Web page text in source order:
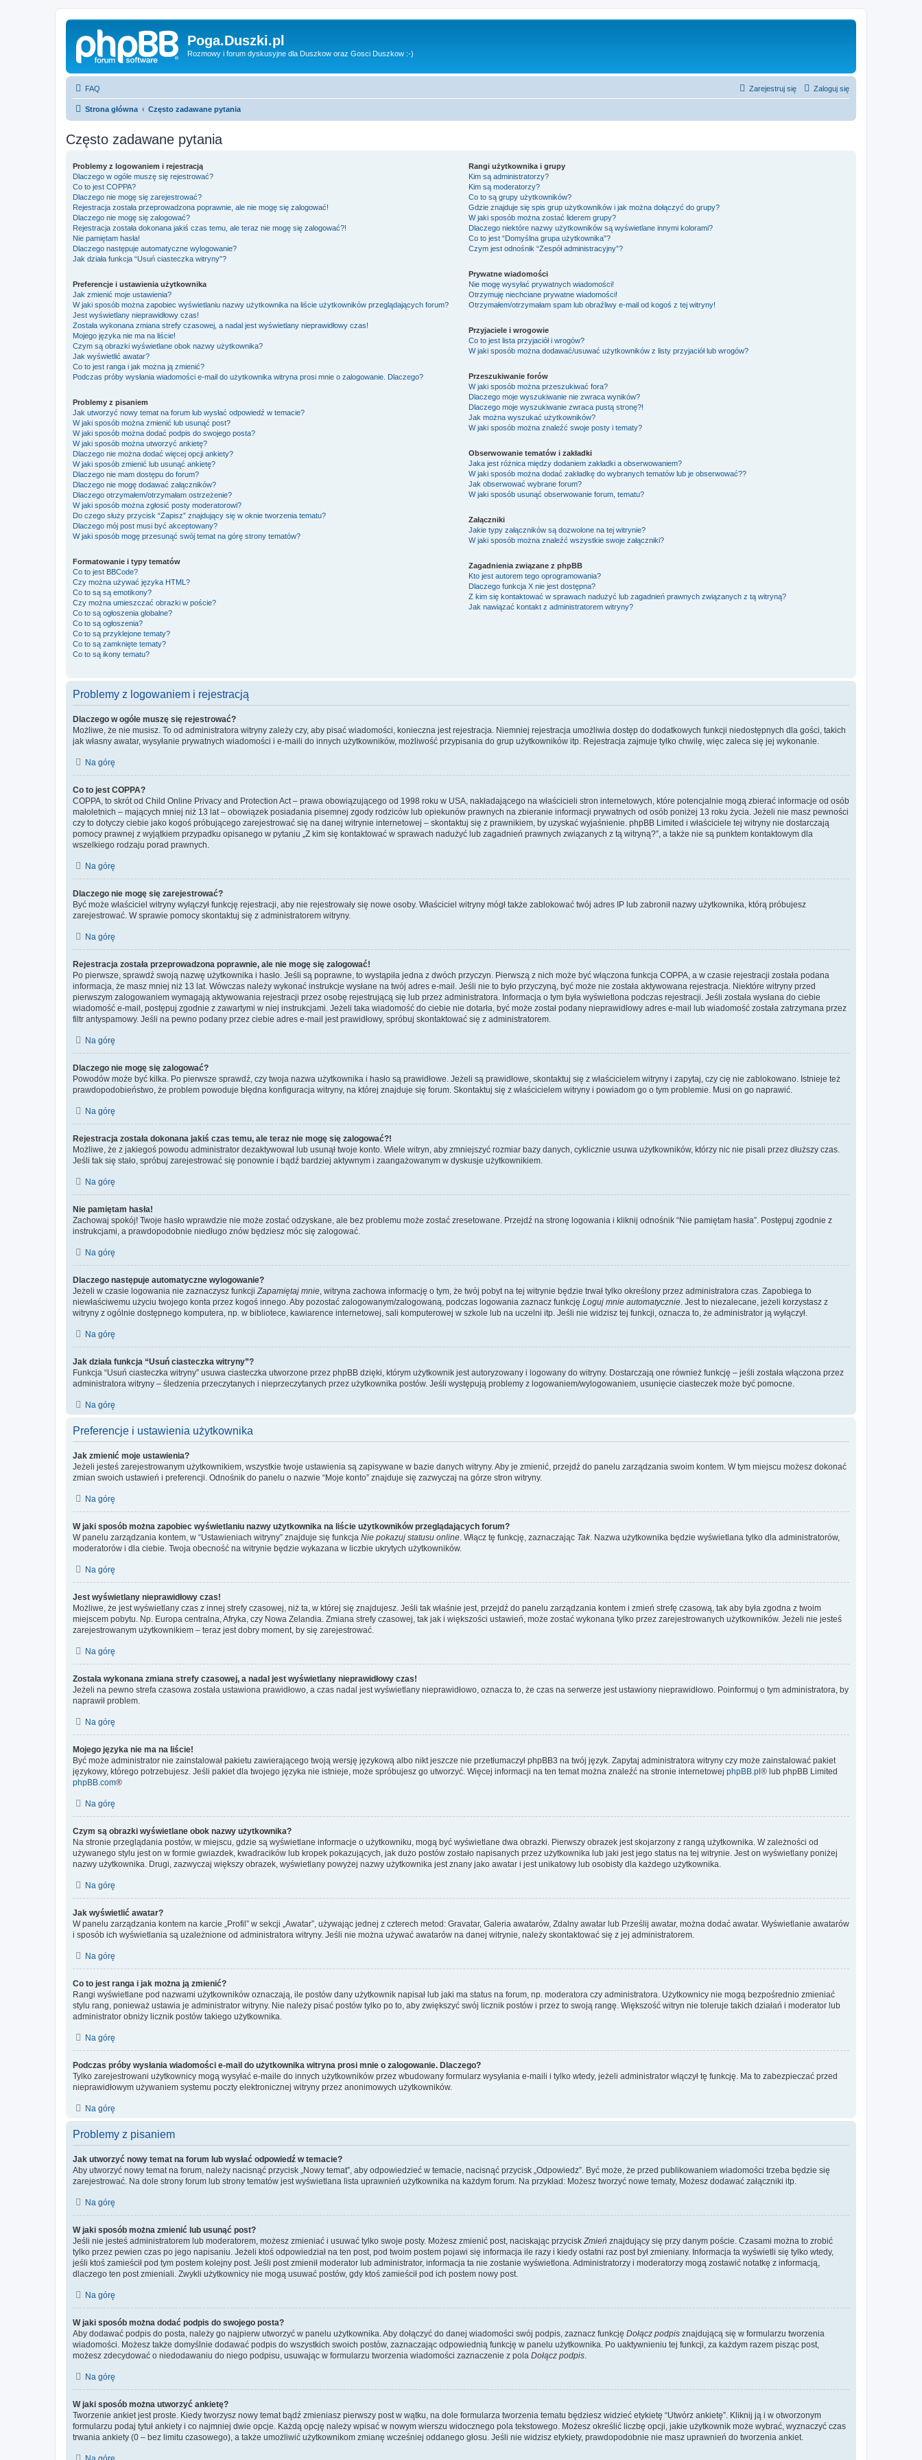
Poga.Duszki.pl
Rozmowy i forum dyskusyjne dla Duszkow oraz Gosci Duszkow :-)
FAQ Zaloguj się
Zarejestruj się
Strona główna Często zadawane pytania
Często zadawane pytania
Problemy z logowaniem i rejestracją
Dlaczego w ogóle muszę się rejestrować?
Co to jest COPPA?
Dlaczego nie mogę się zarejestrować?
Rejestracja została przeprowadzona poprawnie, ale nie mogę się zalogować!
Dlaczego nie mogę się zalogować?
Rejestracja została dokonana jakiś czas temu, ale teraz nie mogę się zalogować?!
Nie pamiętam hasła!
Dlaczego następuje automatyczne wylogowanie?
Jak działa funkcja “Usuń ciasteczka witryny”?
Preferencje i ustawienia użytkownika
Jak zmienić moje ustawienia?
W jaki sposób można zapobiec wyświetlaniu nazwy użytkownika na liście użytkowników przeglądających forum?
Jest wyświetlany nieprawidłowy czas!
Została wykonana zmiana strefy czasowej, a nadal jest wyświetlany nieprawidłowy czas!
Mojego języka nie ma na liście!
Czym są obrazki wyświetlane obok nazwy użytkownika?
Jak wyświetlić awatar?
Co to jest ranga i jak można ją zmienić?
Podczas próby wysłania wiadomości e-mail do użytkownika witryna prosi mnie o zalogowanie. Dlaczego?
Problemy z pisaniem
Jak utworzyć nowy temat na forum lub wysłać odpowiedź w temacie?
W jaki sposób można zmienić lub usunąć post?
W jaki sposób można dodać podpis do swojego posta?
W jaki sposób można utworzyć ankietę?
Dlaczego nie można dodać więcej opcji ankiety?
W jaki sposób zmienić lub usunąć ankietę?
Dlaczego nie mam dostępu do forum?
Dlaczego nie mogę dodawać załączników?
Dlaczego otrzymałem/otrzymałam ostrzeżenie?
W jaki sposób można zgłosić posty moderatorowi?
Do czego służy przycisk “Zapisz” znajdujący się w oknie tworzenia tematu?
Dlaczego mój post musi być akceptowany?
W jaki sposób mogę przesunąć swój temat na górę strony tematów?
Formatowanie i typy tematów
Co to jest BBCode?
Czy można używać języka HTML?
Co to są są emotikony?
Czy można umieszczać obrazki w poście?
Co to są ogłoszenia globalne?
Co to są ogłoszenia?
Co to są przyklejone tematy?
Co to są zamknięte tematy?
Co to są ikony tematu?
Rangi użytkownika i grupy
Kim są administratorzy?
Kim są moderatorzy?
Co to są grupy użytkowników?
Gdzie znajduje się spis grup użytkowników i jak można dołączyć do grupy?
W jaki sposób można zostać liderem grupy?
Dlaczego niektóre nazwy użytkowników są wyświetlane innymi kolorami?
Co to jest “Domyślna grupa użytkownika”?
Czym jest odnośnik “Zespół administracyjny”?
Prywatne wiadomości
Nie mogę wysyłać prywatnych wiadomości!
Otrzymuję niechciane prywatne wiadomości!
Otrzymałem/otrzymałam spam lub obraźliwy e-mail od kogoś z tej witryny!
Przyjaciele i wrogowie
Co to jest lista przyjaciół i wrogów?
W jaki sposób można dodawać/usuwać użytkowników z listy przyjaciół lub wrogów?
Przeszukiwanie forów
W jaki sposób można przeszukiwać fora?
Dlaczego moje wyszukiwanie nie zwraca wyników?
Dlaczego moje wyszukiwanie zwraca pustą stronę?!
Jak można wyszukać użytkowników?
W jaki sposób można znaleźć swoje posty i tematy?
Obserwowanie tematów i zakładki
Jaka jest różnica między dodaniem zakładki a obserwowaniem?
W jaki sposób można dodać zakładkę do wybranych tematów lub je obserwować??
Jak obserwować wybrane forum?
W jaki sposób usunąć obserwowanie forum, tematu?
Załączniki
Jakie typy załączników są dozwolone na tej witrynie?
W jaki sposób można znaleźć wszystkie swoje załączniki?
Zagadnienia związane z phpBB
Kto jest autorem tego oprogramowania?
Dlaczego funkcja X nie jest dostępna?
Z kim się kontaktować w sprawach nadużyć lub zagadnień prawnych związanych z tą witryną?
Jak nawiązać kontakt z administratorem witryny?
Problemy z logowaniem i rejestracją
Dlaczego w ogóle muszę się rejestrować?
Możliwe, że nie musisz. To od administratora witryny zależy czy, aby pisać wiadomości, konieczna jest rejestracja. Niemniej rejestracja umożliwia dostęp do dodatkowych funkcji niedostępnych dla gości, takich
jak własny awatar, wysyłanie prywatnych wiadomości i e-maili do innych użytkowników, możliwość przypisania do grup użytkowników itp. Rejestracja zajmuje tylko chwilę, więc zaleca się jej wykonanie.
Na górę
Co to jest COPPA?
COPPA, to skrót od Child Online Privacy and Protection Act – prawa obowiązującego od 1998 roku w USA, nakładającego na właścicieli stron internetowych, które potencjalnie mogą zbierać informacje od osób
małoletnich – mających mniej niż 13 lat – obowiązek posiadania pisemnej zgody rodziców lub opiekunów prawnych na zbieranie informacji prywatnych od osób poniżej 13 roku życia. Jeżeli nie masz pewności
czy to dotyczy ciebie jako kogoś próbującego zarejestrować się na danej witrynie internetowej – skontaktuj się z prawnikiem, by uzyskać wyjaśnienie. phpBB Limited i właściciele tej witryny nie dostarczają
pomocy prawnej z wyjątkiem przypadku opisanego w pytaniu „Z kim się kontaktować w sprawach nadużyć lub zagadnień prawnych związanych z tą witryną?”, a także nie są punktem kontaktowym dla
wszelkiego rodzaju porad prawnych.
Na górę
Dlaczego nie mogę się zarejestrować?
Być może właściciel witryny wyłączył funkcję rejestracji, aby nie rejestrowały się nowe osoby. Właściciel witryny mógł także zablokować twój adres IP lub zabronił nazwy użytkownika, którą próbujesz
zarejestrować. W sprawie pomocy skontaktuj się z administratorem witryny.
Na górę
Rejestracja została przeprowadzona poprawnie, ale nie mogę się zalogować!
Po pierwsze, sprawdź swoją nazwę użytkownika i hasło. Jeśli są poprawne, to wystąpiła jedna z dwóch przyczyn. Pierwszą z nich może być włączona funkcja COPPA, a w czasie rejestracji została podana
informacja, że masz mniej niż 13 lat. Wówczas należy wykonać instrukcje wysłane na twój adres e-mail. Jeśli nie to było przyczyną, być może nie została aktywowana rejestracja. Niektóre witryny przed
pierwszym zalogowaniem wymagają aktywowania rejestracji przez osobę rejestrującą się lub przez administratora. Informacja o tym była wyświetlona podczas rejestracji. Jeśli została wysłana do ciebie
wiadomość e-mail, postępuj zgodnie z zawartymi w niej instrukcjami. Jeżeli taka wiadomość do ciebie nie dotarła, być może został podany nieprawidłowy adres e-mail lub wiadomość została zatrzymana przez
filtr antyspamowy. Jeśli na pewno podany przez ciebie adres e-mail jest prawidłowy, spróbuj skontaktować się z administratorem.
Na górę
Dlaczego nie mogę się zalogować?
Powodów może być kilka. Po pierwsze sprawdź, czy twoja nazwa użytkownika i hasło są prawidłowe. Jeżeli są prawidłowe, skontaktuj się z właścicielem witryny i zapytaj, czy cię nie zablokowano. Istnieje też
prawdopodobieństwo, że problem powoduje błędna konfiguracja witryny, na której znajduje się forum. Skontaktuj się z właścicielem witryny i powiadom go o tym problemie. Musi on go naprawić.
Na górę
Rejestracja została dokonana jakiś czas temu, ale teraz nie mogę się zalogować?!
Możliwe, że z jakiegoś powodu administrator dezaktywował lub usunął twoje konto. Wiele witryn, aby zmniejszyć rozmiar bazy danych, cyklicznie usuwa użytkowników, którzy nic nie pisali przez dłuższy czas.
Jeśli tak się stało, spróbuj zarejestrować się ponownie i bądź bardziej aktywnym i zaangażowanym w dyskusje użytkownikiem.
Na górę
Nie pamiętam hasła!
Zachowaj spokój! Twoje hasło wprawdzie nie może zostać odzyskane, ale bez problemu może zostać zresetowane. Przejdź na stronę logowania i kliknij odnośnik “Nie pamiętam hasła”. Postępuj zgodnie z
instrukcjami, a prawdopodobnie niedługo znów będziesz móc się zalogować.
Na górę
Dlaczego następuje automatyczne wylogowanie?
Jeżeli w czasie logowania nie zaznaczysz funkcji Zapamiętaj mnie , witryna zachowa informację o tym, że twój pobyt na tej witrynie będzie trwał tylko określony przez administratora czas. Zapobiega to
niewłaściwemu użyciu twojego konta przez kogoś innego. Aby pozostać zalogowanym/zalogowaną, podczas logowania zaznacz funkcję Loguj mnie automatycznie . Jest to niezalecane, jeżeli korzystasz z
witryny z ogólnie dostępnego komputera, np. w bibliotece, kawiarence internetowej, sali komputerowej w szkole lub na uczelni itp. Jeśli nie widzisz tej funkcji, oznacza to, że administrator ją wyłączył.
Na górę
Jak działa funkcja “Usuń ciasteczka witryny”?
Funkcja “Usuń ciasteczka witryny” usuwa ciasteczka utworzone przez phpBB dzięki, którym użytkownik jest autoryzowany i logowany do witryny. Dostarczają one również funkcję – jeśli została włączona przez
administratora witryny – śledzenia przeczytanych i nieprzeczytanych przez użytkownika postów. Jeśli występują problemy z logowaniem/wylogowaniem, usunięcie ciasteczek może być pomocne.
Na górę
Preferencje i ustawienia użytkownika
Jak zmienić moje ustawienia?
Jeżeli jesteś zarejestrowanym użytkownikiem, wszystkie twoje ustawienia są zapisywane w bazie danych witryny. Aby je zmienić, przejdź do panelu zarządzania swoim kontem. W tym miejscu możesz dokonać
zmian swoich ustawień i preferencji. Odnośnik do panelu o nazwie “Moje konto” znajduje się zazwyczaj na górze stron witryny.
Na górę
W jaki sposób można zapobiec wyświetlaniu nazwy użytkownika na liście użytkowników przeglądających forum?
W panelu zarządzania kontem, w “Ustawieniach witryny” znajduje się funkcja Nie pokazuj statusu online . Włącz tę funkcję, zaznaczając Tak. Nazwa użytkownika będzie wyświetlana tylko dla administratorów,
moderatorów i dla ciebie. Twoja obecność na witrynie będzie wykazana w liczbie ukrytych użytkowników.
Na górę
Jest wyświetlany nieprawidłowy czas!
Możliwe, że jest wyświetlany czas z innej strefy czasowej, niż ta, w której się znajdujesz. Jeśli tak właśnie jest, przejdź do panelu zarządzania kontem i zmień strefę czasową, tak aby była zgodna z twoim
miejscem pobytu. Np. Europa centralna, Afryka, czy Nowa Zelandia. Zmiana strefy czasowej, tak jak i większości ustawień, może zostać wykonana tylko przez zarejestrowanych użytkowników. Jeżeli nie jesteś
zarejestrowanym użytkownikiem – teraz jest dobry moment, by się zarejestrować.
Na górę
Została wykonana zmiana strefy czasowej, a nadal jest wyświetlany nieprawidłowy czas!
Jeżeli na pewno strefa czasowa została ustawiona prawidłowo, a czas nadal jest wyświetlany nieprawidłowo, oznacza to, że czas na serwerze jest ustawiony nieprawidłowo. Poinformuj o tym administratora, by
naprawił problem.
Na górę
Mojego języka nie ma na liście!
Być może administrator nie zainstalował pakietu zawierającego twoją wersję językową albo nikt jeszcze nie przetłumaczył phpBB3 na twój język. Zapytaj administratora witryny czy może zainstalować pakiet
językowy, którego potrzebujesz. Jeśli pakiet dla twojego języka nie istnieje, może spróbujesz go utworzyć. Więcej informacji na ten temat można znaleźć na stronie internetowej phpBB.pl® lub phpBB Limited
phpBB.com®
Na górę
Czym są obrazki wyświetlane obok nazwy użytkownika?
Na stronie przeglądania postów, w miejscu, gdzie są wyświetlane informacje o użytkowniku, mogą być wyświetlane dwa obrazki. Pierwszy obrazek jest skojarzony z rangą użytkownika. W zależności od
używanego stylu jest on w formie gwiazdek, kwadracików lub kropek pokazujących, jak dużo postów zostało napisanych przez użytkownika lub jaki jest jego status na tej witrynie. Jest on wyświetlany poniżej
nazwy użytkownika. Drugi, zazwyczaj większy obrazek, wyświetlany powyżej nazwy użytkownika jest znany jako awatar i jest unikatowy lub osobisty dla każdego użytkownika.
Na górę
Jak wyświetlić awatar?
W panelu zarządzania kontem na karcie „Profil” w sekcji „Awatar”, używając jednej z czterech metod: Gravatar, Galeria awatarów, Zdalny awatar lub Prześlij awatar, można dodać awatar. Wyświetlanie awatarów
i sposób ich wyświetlania są uzależnione od administratora witryny. Jeśli nie można używać awatarów na danej witrynie, należy skontaktować się z jej administratorem.
Na górę
Co to jest ranga i jak można ją zmienić?
Rangi wyświetlane pod nazwami użytkowników oznaczają, ile postów dany użytkownik napisał lub jaki ma status na forum, np. moderatora czy administratora. Użytkownicy nie mogą bezpośrednio zmieniać
stylu rang, ponieważ ustawia je administrator witryny. Nie należy pisać postów tylko po to, aby zwiększyć swój licznik postów i przez to swoją rangę. Większość witryn nie toleruje takich działań i moderator lub
administrator obniży licznik postów takiego użytkownika.
Na górę
Podczas próby wysłania wiadomości e-mail do użytkownika witryna prosi mnie o zalogowanie. Dlaczego?
Tylko zarejestrowani użytkownicy mogą wysyłać e-maile do innych użytkowników przez wbudowany formularz wysyłania e-maili i tylko wtedy, jeżeli administrator włączył tę funkcję. Ma to zabezpieczać przed
nieprawidłowym używaniem systemu poczty elektronicznej witryny przez anonimowych użytkowników.
Na górę
Problemy z pisaniem
Jak utworzyć nowy temat na forum lub wysłać odpowiedź w temacie?
Aby utworzyć nowy temat na forum, należy nacisnąć przycisk „Nowy temat”, aby odpowiedzieć w temacie, nacisnąć przycisk „Odpowiedz”. Być może, że przed publikowaniem wiadomości trzeba będzie się
zarejestrować. Na dole strony forum lub strony tematów jest wyświetlana lista uprawnień użytkownika na każdym forum. Na przykład: Możesz tworzyć nowe tematy, Możesz dodawać załączniki itp.
Na górę
W jaki sposób można zmienić lub usunąć post?
Jeśli nie jesteś administratorem lub moderatorem, możesz zmieniać i usuwać tylko swoje posty. Możesz zmienić post, naciskając przycisk Zmień znajdujący się przy danym poście. Czasami można to zrobić
tylko przez pewien czas po jego napisaniu. Jeżeli ktoś odpowiedział na ten post, pod twoim postem pojawi się informacja ile razy i kiedy ostatni raz post był zmieniany. Informacja ta wyświetli się tylko wtedy,
jeśli ktoś zamieścił pod tym postem kolejny post. Jeśli post zmienił moderator lub administrator, informacja ta nie zostanie wyświetlona. Administratorzy i moderatorzy mogą zostawić notatkę z informacją,
dlaczego ten post zmieniali. Zwykli użytkownicy nie mogą usuwać postów, gdy ktoś zamieścił pod ich postem nowy post.
Na górę
W jaki sposób można dodać podpis do swojego posta?
Aby dodawać podpis do posta, należy go najpierw utworzyć w panelu użytkownika. Aby dołączyć do danej wiadomości swój podpis, zaznacz funkcję Dołącz podpis znajdującą się w formularzu tworzenia
wiadomości. Możesz także domyślnie dodawać podpis do wszystkich swoich postów, zaznaczając odpowiednią funkcję w panelu użytkownika. Po uaktywnieniu tej funkcji, za każdym razem pisząc post,
możesz zdecydować o niedodawaniu do niego podpisu, usuwając w formularzu tworzenia wiadomości zaznaczenie z pola Dołącz podpis
Na górę
W jaki sposób można utworzyć ankietę?
Tworzenie ankiet jest proste. Kiedy tworzysz nowy temat bądź zmieniasz pierwszy post w wątku, na dole formularza tworzenia tematu będziesz widzieć etykietę “Utwórz ankietę”. Kliknij ją i w otworzonym
formularzu podaj tytuł ankiety i co najmniej dwie opcje. Każdą opcję należy wpisać w nowym wierszu widocznego pola tekstowego. Możesz określić liczbę opcji, jakie użytkownik może wybrać, wyznaczyć czas
trwania ankiety (0 – bez limitu czasowego), a także umożliwić użytkownikom zmianę wcześniej oddanego głosu. Jeśli nie widzisz etykiety, prawdopodobnie nie masz uprawnień do tworzenia ankiet.